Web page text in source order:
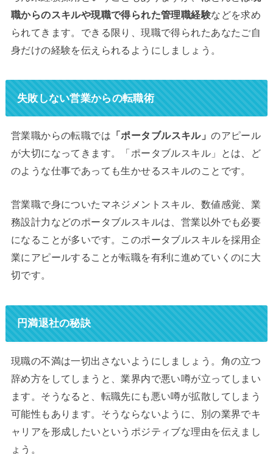
職からのスキルや現職で得られた管理職経験などを求め
られてきます。できる限り、現職で得られたあなたご自
身だけの経験を伝えられるようにしましょう。
失敗しない営業からの転職術
営業職からの転職では 「ポータブルスキル」のアピール
が大切になってきます。「ポータブルスキル」とは、ど
のような仕事であっても生かせるスキルのことです。
営業職で身についたマネジメントスキル、数値感覚、業
務設計力などのポータブルスキルは、営業以外でも必要
になることが多いです。このポータブルスキルを採用企
業にアピールすることが転職を有利に進めていくのに大
切です。
円満退社の秘訣
現職の不満は一切出さないようにしましょう。角の立つ
辞め方をしてしまうと、業界内で悪い噂が立ってしまい
ます。そうなると、転職先にも悪い噂が拡散してしまう
可能性もあります。そうならないように、別の業界でキ
ャリアを形成したいというポジティブな理由を伝えまし
ょう。